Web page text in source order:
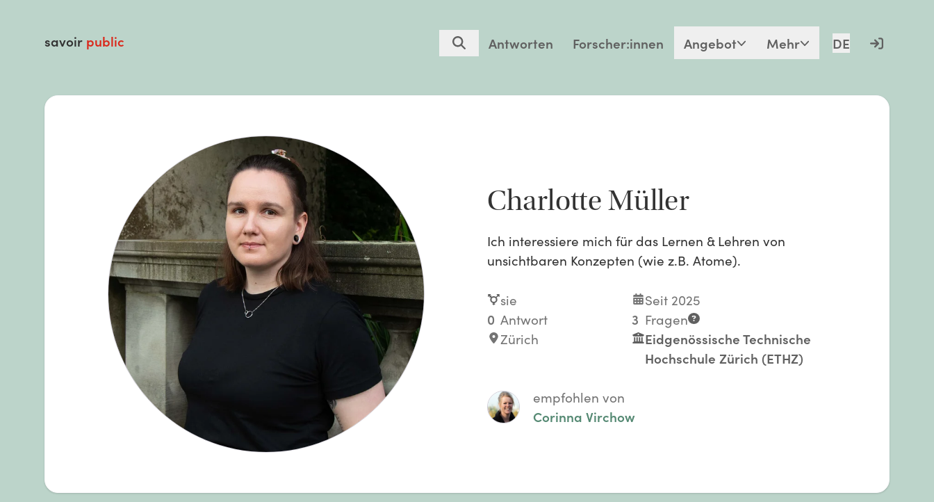
savoir public Antworten Forscher:innen Angebot Mehr DE
Charlotte Müller
Ich interessiere mich für das Lernen & Lehren von
unsichtbaren Konzepten (wie z.B. Atome).
sie
Seit 2025
0 Antwort 3 Fragen
Zürich
Eidgenössische Technische
Hochschule Zürich (ETHZ)
empfohlen von
Corinna Virchow